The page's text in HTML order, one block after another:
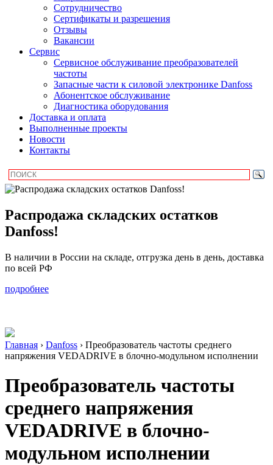
Сотрудничество
Сертификаты и разрешения
Отзывы
Вакансии
Сервис
Сервисное обслуживание преобразователей
частоты
Запасные части к силовой электронике Danfoss
Абонентское обслуживание
Диагностика оборудования
Доставка и оплата
Выполненные проекты
Новости
Контакты
Распродажа складских остатков
Danfoss!
В наличии в России на складе, отгрузка день в день, доставка
по всей РФ
подробнее
Главная › Danfoss › Преобразователь частоты среднего
напряжения VEDADRIVE в блочно-модульном исполнении
Преобразователь частоты
среднего напряжения
VEDADRIVE в блочно-
модульном исполнении